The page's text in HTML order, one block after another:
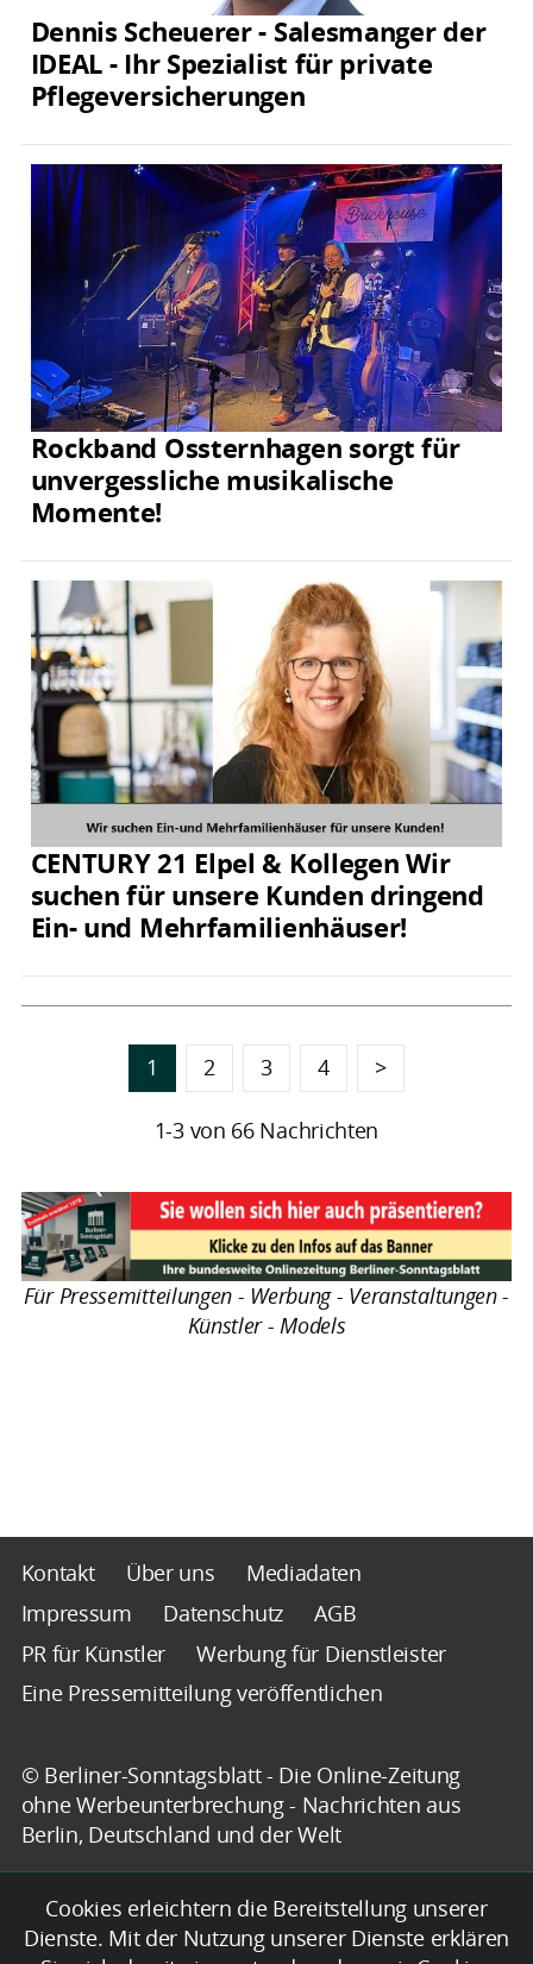
Dennis Scheuerer - Salesmanger der
IDEAL - Ihr Spezialist für private
Pflegeversicherungen
Rockband Ossternhagen sorgt für
unvergessliche musikalische
Momente!
CENTURY 21 Elpel & Kollegen Wir
suchen für unsere Kunden dringend
Ein- und Mehrfamilienhäuser!
1 2 3 4 >
1-3 von 66 Nachrichten
Für Pressemitteilungen - Werbung - Veranstaltungen -
Künstler - Models
Kontakt Über uns
Mediadaten
Impressum
Datenschutz
AGB
PR für Künstler
Werbung für Dienstleister
Eine Pressemitteilung veröffentlichen
© Berliner-Sonntagsblatt - Die Online-Zeitung
ohne Werbeunterbrechung - Nachrichten aus
Berlin, Deutschland und der Welt
Cookies erleichtern die Bereitstellung unserer
Dienste. Mit der Nutzung unserer Dienste erklären